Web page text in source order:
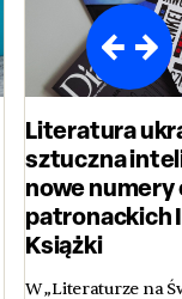
Literatura
sztuczna
nowe
Książki
W „Literaturze na